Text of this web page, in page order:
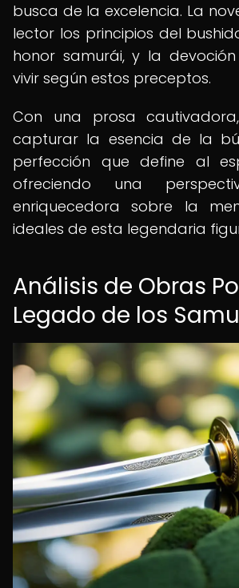
busca de la excelencia. La
lector los principios del
honor samurái, y la
vivir según estos preceptos.
Con una prosa
capturar la esencia de la
perfección que define al
ofreciendo una
enriquecedora sobre la
ideales de esta legendaria
Análisis de Obras
Legado de los